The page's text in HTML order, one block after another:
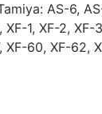
AS-6,
XF-1, XF-2,
XF-60, XF-62,